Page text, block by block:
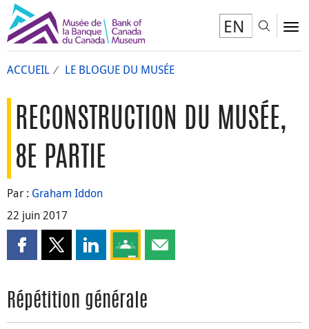
EN
ACCUEIL LE BLOGUE DU MUSÉE
RECONSTRUCTION DU MUSÉE,
8E PARTIE
Par : Graham Iddon
22 juin 2017
Partager cette page sur Facebook
Partager cette page sur X
Partager cette page sur LinkedIn
Partagez cette page sur Google
Partager cette page par
Répétition générale